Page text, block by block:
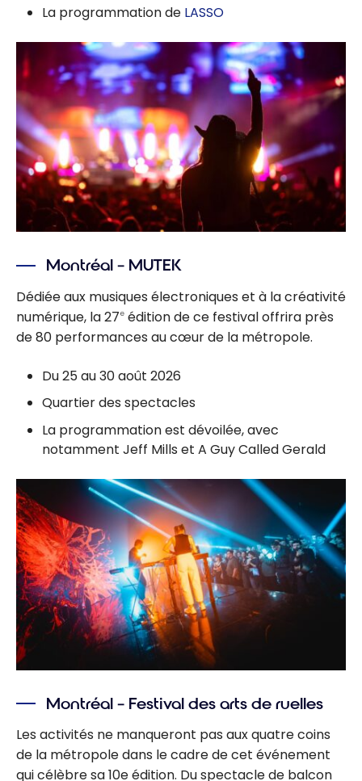
La programmation de LASSO
Montréal – MUTEK
Dédiée aux musiques électroniques et à la créativité
numérique, la 27e édition de ce festival offrira près
de 80 performances au cœur de la métropole.
Du 25 au 30 août 2026
Quartier des spectacles
La programmation est dévoilée, avec
notamment Jeff Mills et A Guy Called Gerald
Montréal – Festival des arts de ruelles
Les activités ne manqueront pas aux quatre coins
de la métropole dans le cadre de cet événement
qui célèbre sa 10e édition. Du spectacle de balcon